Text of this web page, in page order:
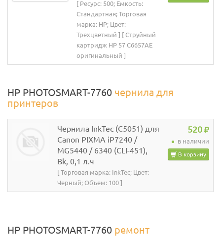
[ Ресурс: 500; Емкость:
Стандартная; Торговая
марка: HP; Цвет:
Трехцветный ] [ Струйный
картридж HP 57 C6657AE
оригинальный ]
HP PHOTOSMART-7760 чернила для
принтеров
Чернила InkTec (C5051) для
Canon PIXMA iP7240 /
MG5440 / 6340 (CLI-451),
Bk, 0,1 л.ч
[ Торговая марка: InkTec; Цвет:
Черный; Объем: 100 ]
520
в наличии
В корзину
HP PHOTOSMART-7760 ремонт